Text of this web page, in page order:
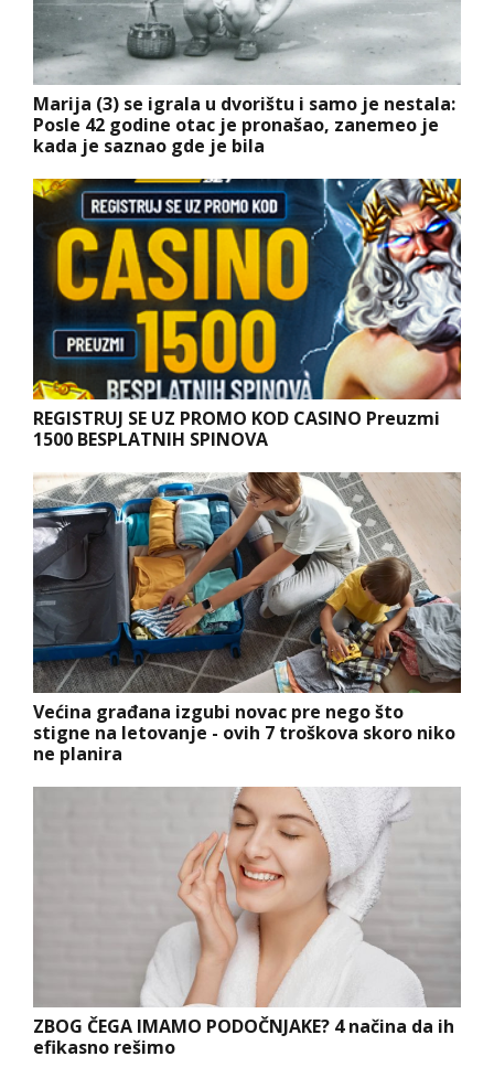
Marija (3) se igrala u dvorištu i samo je nestala:
Posle 42 godine otac je pronašao, zanemeo je
kada je saznao gde je bila
REGISTRUJ SE UZ PROMO KOD CASINO Preuzmi
1500 BESPLATNIH SPINOVA
Većina građana izgubi novac pre nego što
stigne na letovanje - ovih 7 troškova skoro niko
ne planira
ZBOG ČEGA IMAMO PODOČNJAKE? 4 načina da ih
efikasno rešimo